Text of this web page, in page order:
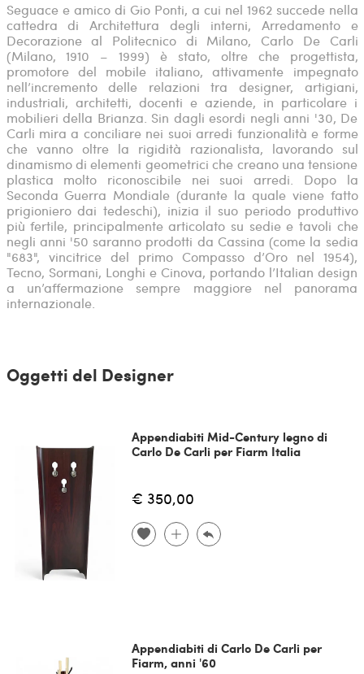
Seguace e amico di Gio Ponti, a cui nel 1962 succede nella
cattedra di Architettura degli interni, Arredamento e
Decorazione al Politecnico di Milano, Carlo De Carli
(Milano, 1910 – 1999) è stato, oltre che progettista,
promotore del mobile italiano, attivamente impegnato
nell’incremento delle relazioni tra designer, artigiani,
industriali, architetti, docenti e aziende, in particolare i
mobilieri della Brianza. Sin dagli esordi negli anni '30, De
Carli mira a conciliare nei suoi arredi funzionalità e forme
che vanno oltre la rigidità razionalista, lavorando sul
dinamismo di elementi geometrici che creano una tensione
plastica molto riconoscibile nei suoi arredi. Dopo la
Seconda Guerra Mondiale (durante la quale viene fatto
prigioniero dai tedeschi), inizia il suo periodo produttivo
più fertile, principalmente articolato su sedie e tavoli che
negli anni '50 saranno prodotti da Cassina (come la sedia
"683", vincitrice del primo Compasso d’Oro nel 1954),
Tecno, Sormani, Longhi e Cinova, portando l’Italian design
a un’affermazione sempre maggiore nel panorama
internazionale.
Oggetti del Designer
Appendiabiti Mid-Century legno di
Carlo De Carli per Fiarm Italia
€ 350,00
Appendiabiti di Carlo De Carli per
Fiarm, anni '60